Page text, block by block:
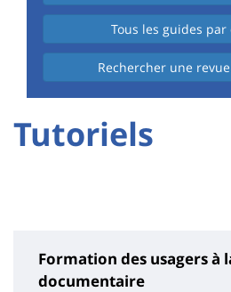
Tous les guides
Rechercher une
University
University
Titre
Tutoriels
Formation des usagers à
documentaire